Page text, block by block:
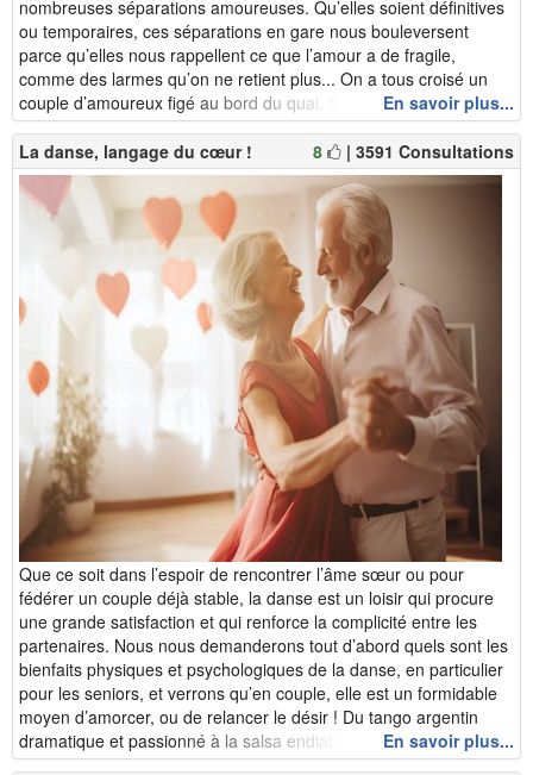
nombreuses séparations amoureuses. Qu’elles soient définitives
ou temporaires, ces séparations en gare nous bouleversent
parce qu’elles nous rappellent ce que l’amour a de fragile,
comme des larmes qu’on ne retient plus... On a tous croisé un
couple d’amoureux figé au bord du quai, accroch&e...En savoir plus...
La danse, langage du cœur ! 8 | 3591 Consultations
Que ce soit dans l’espoir de rencontrer l’âme sœur ou pour
fédérer un couple déjà stable, la danse est un loisir qui procure
une grande satisfaction et qui renforce la complicité entre les
partenaires. Nous nous demanderons tout d’abord quels sont les
bienfaits physiques et psychologiques de la danse, en particulier
pour les seniors, et verrons qu’en couple, elle est un formidable
moyen d’amorcer, ou de relancer le désir ! Du tango argentin
dramatique et passionné à la salsa endiabl&eacu...En savoir plus...